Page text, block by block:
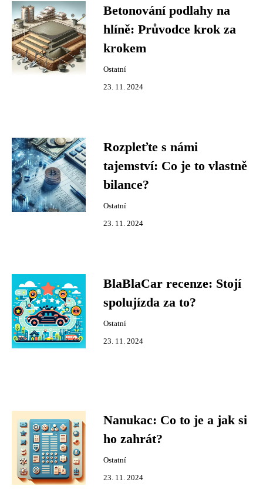
Betonování podlahy na
hlíně: Průvodce krok za
krokem
Ostatní
23. 11. 2024
Rozpleťte s námi
tajemství: Co je to vlastně
bilance?
Ostatní
23. 11. 2024
BlaBlaCar recenze: Stojí
spolujízda za to?
Ostatní
23. 11. 2024
Nanukac: Co to je a jak si
ho zahrát?
Ostatní
23. 11. 2024